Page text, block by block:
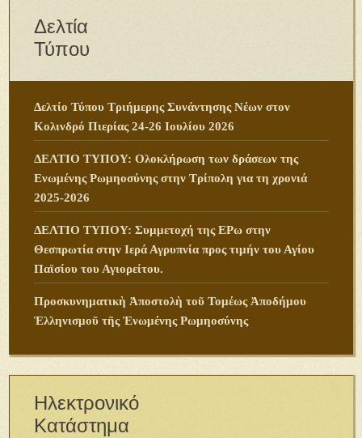
Δελτία
Τύπου
Δελτίο Τύπου Τριήμερης Συνάντησης Νέων στον
Κολινδρό Πιερίας 24-26 Ιουλίου 2026
ΔΕΛΤΙΟ ΤΥΠΟΥ: Ολοκλήρωση των δράσεων της
Ενωμένης Ρωμηοσύνης στην Τρίπολη για τη χρονιά
2025-2026
ΔΕΛΤΙΟ ΤΥΠΟΥ: Συμμετοχή της ΕΡω στην
Θεσπρωτία στην Ιερά Αγρυπνία προς τιμήν του Αγίου
Παϊσίου του Αγιορείτου.
Προσκυνηματικὴ Ἀποστολὴ τοῦ Τομέως Ἀποδήμου
Ἑλληνισμοῦ τῆς Ἑνωμένης Ρωμηοσύνης
Ηλεκτρονικό
Κατάστημα